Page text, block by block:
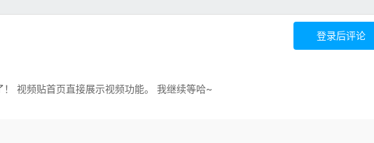
登录后评论
视频贴首页直接展示视频功能。 我继续等哈~